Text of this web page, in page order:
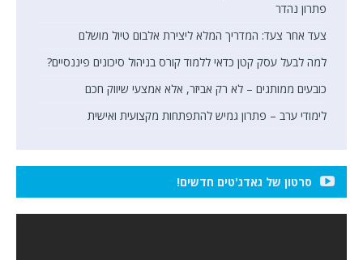
פתרון נהדר
צעד אחר צעד: המדריך המלא ליצירת אלבום טיול מושלם
למה לבעל עסק קטן כדאי ללמוד קורס בניהול סיכונים פיננסיים?
כובעים ממותגים – לא רק אביזר, אלא אמצעי שיווק חכם
לימודי ערב – פתרון גמיש להתפתחות מקצועית ואישית
סרטון של גאדג'טים חדשים!